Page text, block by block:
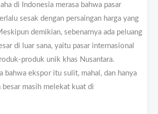
di Indonesia merasa bahwa pasar
sesak dengan persaingan harga yang
demikian, sebenarnya ada peluang
di luar sana, yaitu pasar internasional
produk unik khas Nusantara.
bahwa ekspor itu sulit, mahal, dan hanya
besar masih melekat kuat di